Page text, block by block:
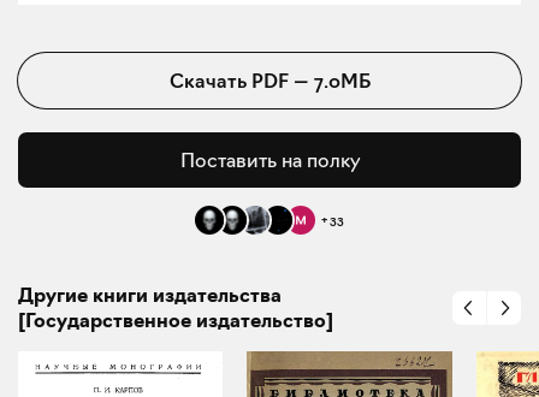
Скачать PDF— 7.0МБ
Поставить на полку
+33
Другие книги издательства
[Государственное издательство]